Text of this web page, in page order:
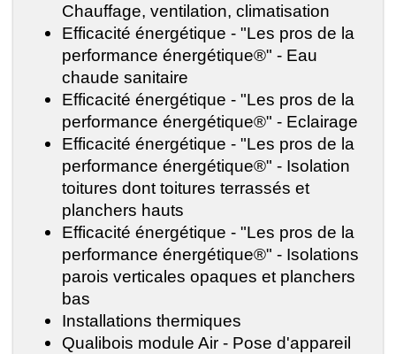
Chauffage, ventilation, climatisation
Efficacité énergétique - "Les pros de la
performance énergétique®" - Eau
chaude sanitaire
Efficacité énergétique - "Les pros de la
performance énergétique®" - Eclairage
Efficacité énergétique - "Les pros de la
performance énergétique®" - Isolation
toitures dont toitures terrassés et
planchers hauts
Efficacité énergétique - "Les pros de la
performance énergétique®" - Isolations
parois verticales opaques et planchers
bas
Installations thermiques
Qualibois module Air - Pose d'appareil